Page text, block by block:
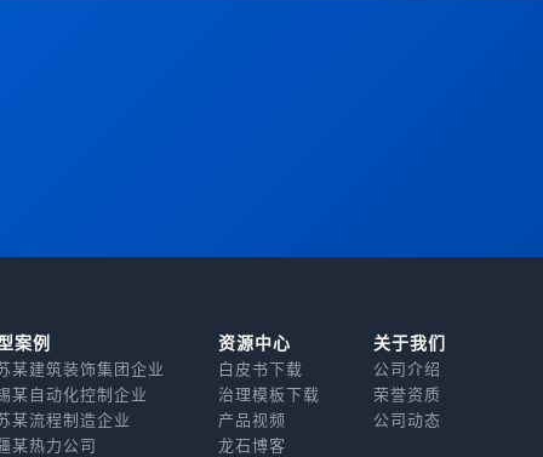
案例
某建筑装饰集团企业
某自动化控制企业
某流程制造企业
某热力公司
资源中心
白皮书下载
治理模板下载
产品视频
龙石博客
关于我们
公司介绍
荣誉资质
公司动态